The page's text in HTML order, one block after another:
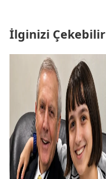
İlginizi Çekebilir